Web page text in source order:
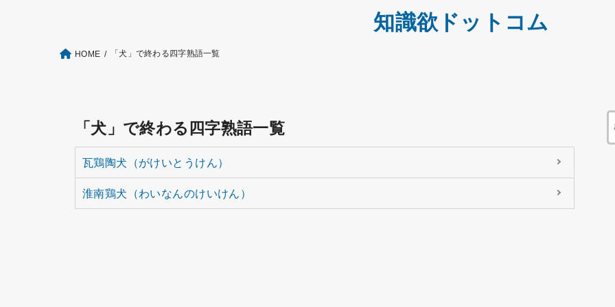
知識欲ドットコム
HOME 「犬」で終わる四字熟語一覧
「犬」で終わる四字熟語一覧
瓦鶏陶犬（がけいとうけん）
淮南鶏犬（わいなんのけいけん）